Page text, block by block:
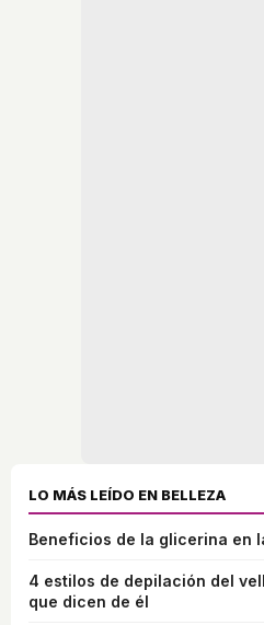
LO MÁS LEÍDO EN BELLEZA
Beneficios de la glicerina en
4 estilos de depilación del
que dicen de él